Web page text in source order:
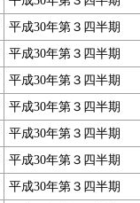
平成30年第３四半期
平成30年第３四半期
平成30年第３四半期
平成30年第３四半期
平成30年第３四半期
平成30年第３四半期
平成30年第３四半期